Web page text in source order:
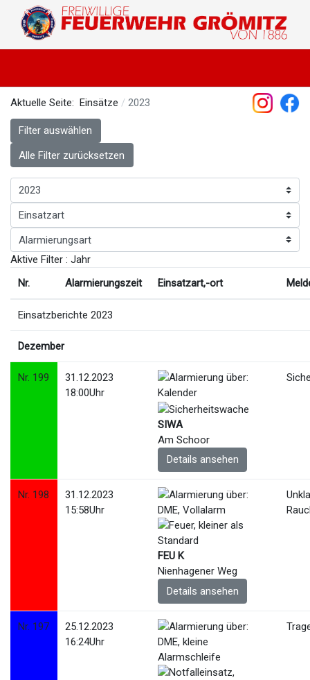
Aktuelle Seite: Einsätze 2023
Filter auswählen
Alle Filter zurücksetzen
Aktive Filter : Jahr
Nr.
Alarmierungszeit Einsatzart,-ort
Einsatzberichte 2023
Dezember
Nr. 199
31.12.2023
18:00Uhr
SIWA
Am Schoor
Details ansehen
Nr. 198
31.12.2023
15:58Uhr
FEU K
Nienhagener Weg
Details ansehen
Nr. 197
25.12.2023
16:24Uhr